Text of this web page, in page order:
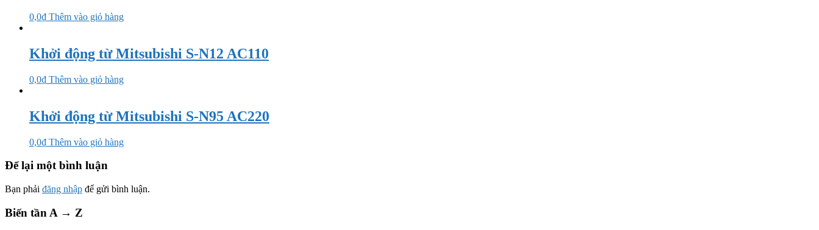
0,0₫ Thêm vào giỏ hàng
Khởi động từ Mitsubishi S-N12 AC110
0,0₫ Thêm vào giỏ hàng
Khởi động từ Mitsubishi S-N95 AC220
0,0₫ Thêm vào giỏ hàng
Để lại một bình luận
Bạn phải đăng nhập để gửi bình luận.
Biến tần A → Z